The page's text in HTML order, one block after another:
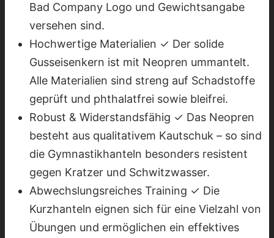
Bad Company Logo und Gewichtsangabe
versehen sind.
Hochwertige Materialien ✓ Der solide
Gusseisenkern ist mit Neopren ummantelt.
Alle Materialien sind streng auf Schadstoffe
geprüft und phthalatfrei sowie bleifrei.
Robust & Widerstandsfähig ✓ Das Neopren
besteht aus qualitativem Kautschuk – so sind
die Gymnastikhanteln besonders resistent
gegen Kratzer und Schwitzwasser.
Abwechslungsreiches Training ✓ Die
Kurzhanteln eignen sich für eine Vielzahl von
Übungen und ermöglichen ein effektives